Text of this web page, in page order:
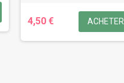
4,50 € ACHETER